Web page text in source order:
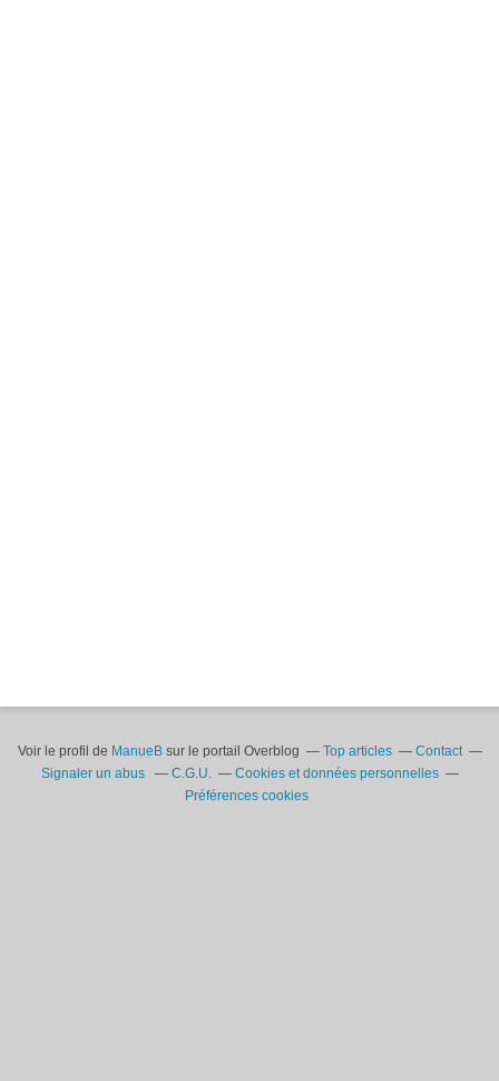
Voir le profil de ManueBsur le portail Overblog Top articles
Contact
Signaler un abus
C.G.U.
Cookies et données personnelles
Préférences cookies